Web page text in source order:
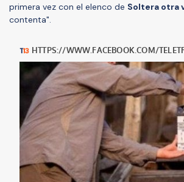
primera vez con el elenco de Soltera otra
contenta".